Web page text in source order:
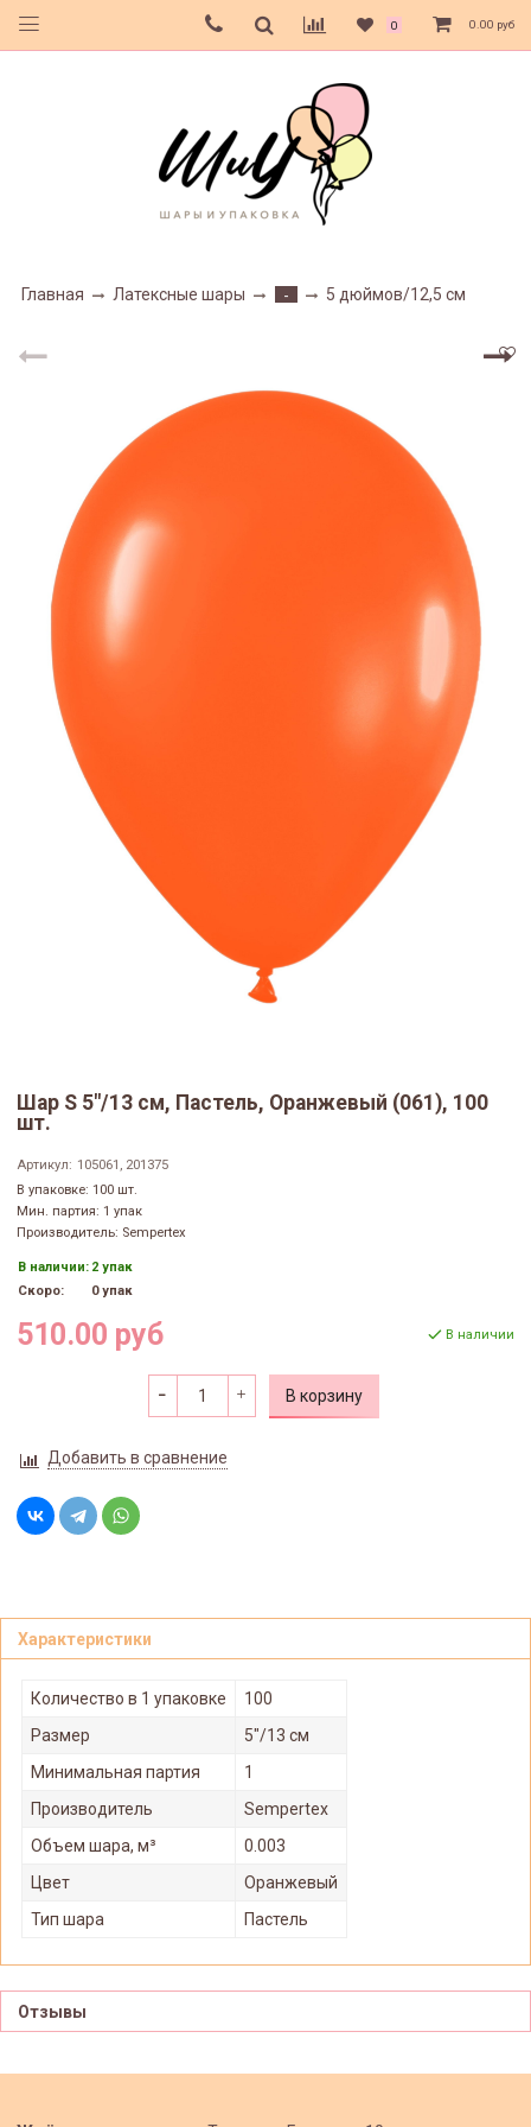
0 0.00 руб
Главная Латексные шары - 5 дюймов/12,5 см
Шар S 5"/13 см, Пастель, Оранжевый (061), 100
шт.
Артикул: 105061, 201375
В упаковке: 100 шт.
Мин. партия: 1 упак
Производитель: Sempertex
В наличии: 2 упак
Скоро:
0 упак
510.00 руб В наличии
В корзину
Добавить в сравнение
Характеристики
Количество в 1 упаковке
100
Размер
5"/13 см
Минимальная партия
1
Производитель
Sempertex
Объем шара, м³
0.003
Цвет
Оранжевый
Тип шара
Пастель
Отзывы